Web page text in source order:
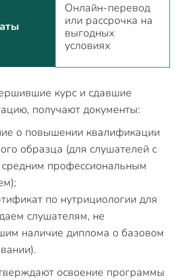
Онлайн-перевод
или рассрочка на
выгодных
условиях
курс и сдавшие
получают документы:
о повышении квалификации
образца (для слушателей с
профессиональным
по нутрициологии для
слушателям, не
наличие диплома о базовом
освоение программы